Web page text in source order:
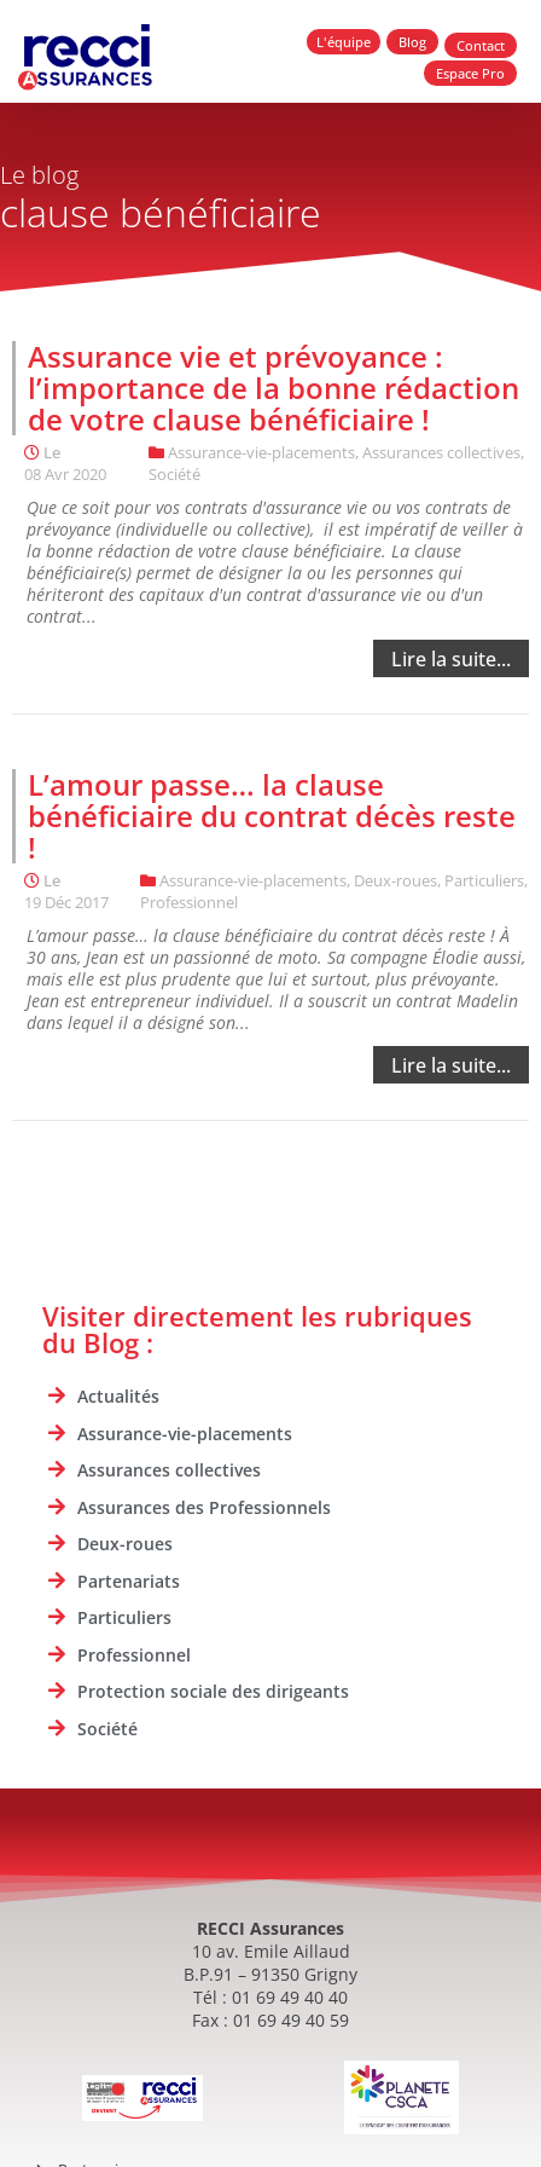
L'équipe Blog
Contact
Espace Pro
Le blog
clause bénéficiaire
Assurance vie et prévoyance :
l’importance de la bonne rédaction
de votre clause bénéficiaire !
Le
08 Avr 2020
Assurance-vie-placements,Assurances collectives,
Société
Que ce soit pour vos contrats d'assurance vie ou vos contrats de
prévoyance (individuelle ou collective), il est impératif de veiller à
la bonne rédaction de votre clause bénéficiaire. La clause
bénéficiaire(s) permet de désigner la ou les personnes qui
hériteront des capitaux d'un contrat d'assurance vie ou d'un
contrat...
Lire la suite...
L’amour passe… la clause
bénéficiaire du contrat décès reste
!
Le
19 Déc 2017
Assurance-vie-placements, Deux-roues, Particuliers,
Professionnel
L’amour passe… la clause bénéficiaire du contrat décès reste ! À
30 ans, Jean est un passionné de moto. Sa compagne Élodie aussi,
mais elle est plus prudente que lui et surtout, plus prévoyante.
Jean est entrepreneur individuel. Il a souscrit un contrat Madelin
dans lequel il a désigné son...
Lire la suite...
Visiter directement les rubriques
du Blog :
Actualités
Assurance-vie-placements
Assurances collectives
Assurances des Professionnels
Deux-roues
Partenariats
Particuliers
Professionnel
Protection sociale des dirigeants
Société
RECCI Assurances
10 av. Emile Aillaud
B.P.91 – 91350 Grigny
Tél : 01 69 49 40 40
Fax : 01 69 49 40 59